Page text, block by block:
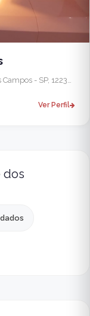
R. Pleiades, 29 - Jardim Satélite, São José dos Campos - SP, 12230-310, Brasil
Ver Perfil
dos